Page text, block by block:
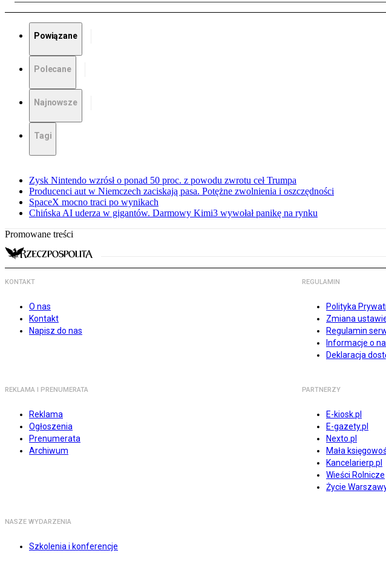
Powiązane
Polecane
Najnowsze
Tagi
Zysk Nintendo wzrósł o ponad 50 proc. z powodu zwrotu ceł Trumpa
Producenci aut w Niemczech zaciskają pasa. Potężne zwolnienia i oszczędności
SpaceX mocno traci po wynikach
Chińska AI uderza w gigantów. Darmowy Kimi3 wywołał panikę na rynku
Promowane treści
KONTAKT
O nas
Kontakt
Napisz do nas
REGULAMIN
Polityka
Zmiana
Regulamin
Informacje o
Deklaracja
REKLAMA I PRENUMERATA
Reklama
Ogłoszenia
Prenumerata
Archiwum
PARTNERZY
E-kiosk.pl
E-gazety.pl
Nexto.pl
Mała
Kancelarierp.pl
Wieści Rolnicze
Życie
NASZE WYDARZENIA
Szkolenia i konferencje